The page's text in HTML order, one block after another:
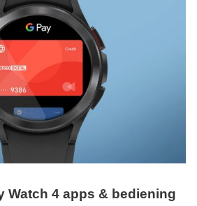
Watch 4 apps & bediening